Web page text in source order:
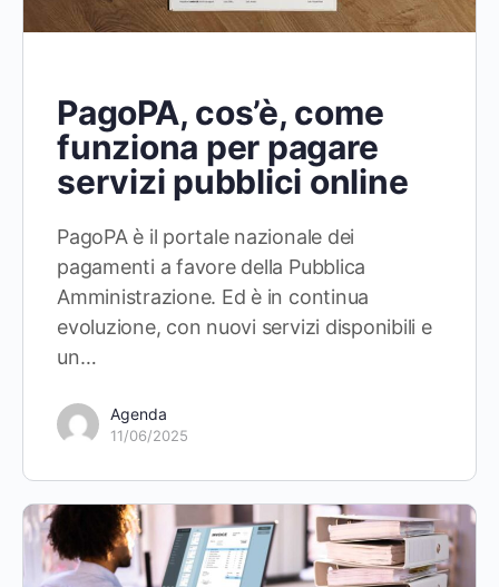
PagoPA, cos’è, come
funziona per pagare
servizi pubblici online
PagoPA è il portale nazionale dei
pagamenti a favore della Pubblica
Amministrazione. Ed è in continua
evoluzione, con nuovi servizi disponibili e
un…
Agenda
11/06/2025